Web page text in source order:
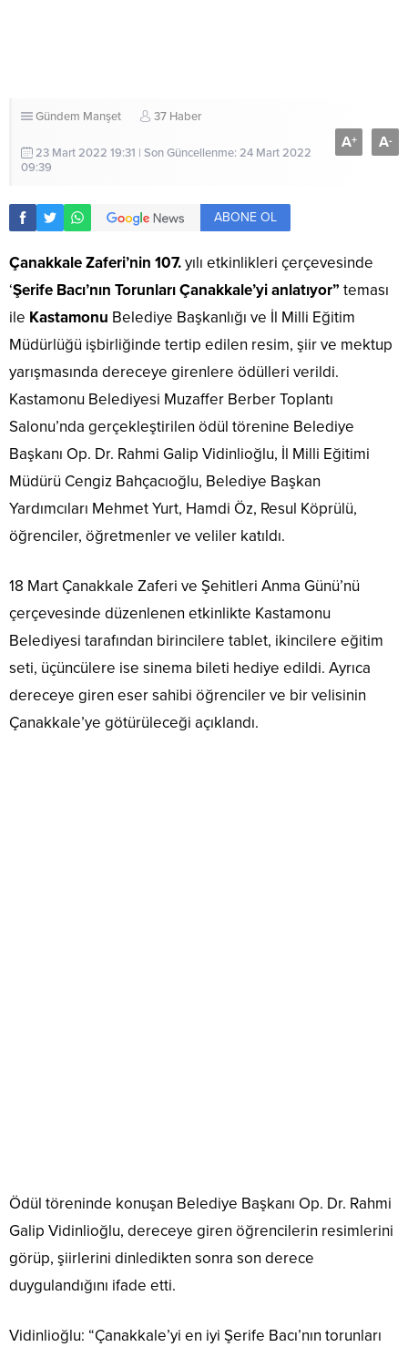
Gündem Manşet 37 Haber
23 Mart 2022 19:31 | Son Güncellenme: 24 Mart 2022
09:39
A+ A-
ABONE OL
Çanakkale Zaferi’nin 107.yılı etkinlikleri çerçevesinde
‘Şerife Bacı’nın Torunları Çanakkale’yi anlatıyor” teması
ile Kastamonu Belediye Başkanlığı ve İl Milli Eğitim
Müdürlüğü işbirliğinde tertip edilen resim, şiir ve mektup
yarışmasında dereceye girenlere ödülleri verildi.
Kastamonu Belediyesi Muzaffer Berber Toplantı
Salonu’nda gerçekleştirilen ödül törenine Belediye
Başkanı Op. Dr. Rahmi Galip Vidinlioğlu, İl Milli Eğitimi
Müdürü Cengiz Bahçacıoğlu, Belediye Başkan
Yardımcıları Mehmet Yurt, Hamdi Öz, Resul Köprülü,
öğrenciler, öğretmenler ve veliler katıldı.
18 Mart Çanakkale Zaferi ve Şehitleri Anma Günü’nü
çerçevesinde düzenlenen etkinlikte Kastamonu
Belediyesi tarafından birincilere tablet, ikincilere eğitim
seti, üçüncülere ise sinema bileti hediye edildi. Ayrıca
dereceye giren eser sahibi öğrenciler ve bir velisinin
Çanakkale’ye götürüleceği açıklandı.
Ödül töreninde konuşan Belediye Başkanı Op. Dr. Rahmi
Galip Vidinlioğlu, dereceye giren öğrencilerin resimlerini
görüp, şiirlerini dinledikten sonra son derece
duygulandığını ifade etti.
Vidinlioğlu: “Çanakkale’yi en iyi Şerife Bacı’nın torunları